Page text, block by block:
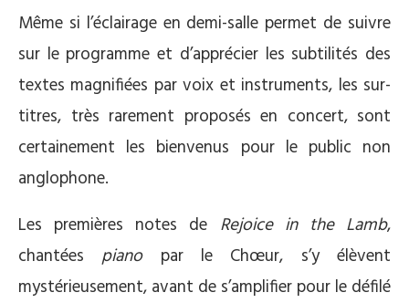
Même si l’éclairage en demi-salle permet de suivre
sur le programme et d’apprécier les subtilités des
textes magnifiées par voix et instruments, les sur-
titres, très rarement proposés en concert, sont
certainement les bienvenus pour le public non
anglophone.
Les premières notes de Rejoice in the Lamb,
chantéespianopar le Chœur, s’y élèvent
mystérieusement, avant de s’amplifier pour le défilé